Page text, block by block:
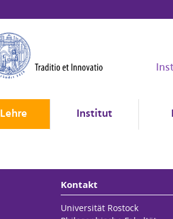
Lehre Institut
Kontakt
Universität Rostock